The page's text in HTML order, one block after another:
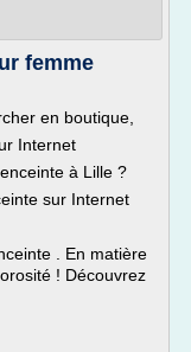
femme
en boutique,
Internet
à Lille ?
sur Internet
. En matière
! Découvrez